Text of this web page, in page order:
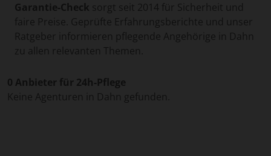
Garantie-Check sorgt seit 2014 für Sicherheit und
faire Preise. Geprüfte Erfahrungsberichte und unser
Ratgeber informieren pflegende Angehörige in Dahn
zu allen relevanten Themen.
0 Anbieter für 24h-Pflege
Keine Agenturen in Dahn gefunden.